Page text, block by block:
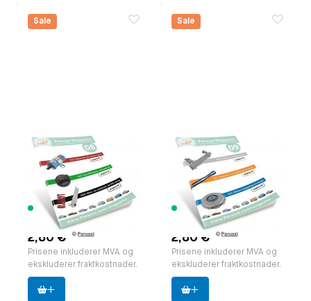
Sale
Paruzzi Magazine,
editie 08 NL.
zakformaat (A5)
Paruzzi nummer:591808
Produsent: Paruzzi
358 varer
tilgjengelig
2,80 €
Prisene inkluderer MVA og
ekskluderer fraktkostnader.
Sale
Paruzzi Magazine,
editie 09 NL.
zakformaat (A5)
Paruzzi nummer:591809
Produsent:
Paruzzi
113 varer
tilgjengelig
2,80 €
Prisene inkluderer MVA og
ekskluderer fraktkostnader.